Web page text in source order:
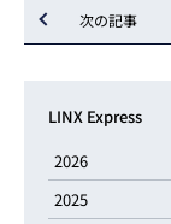
次の記事
LINX Express
2026
2025